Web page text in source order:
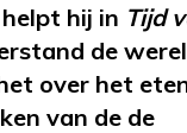
hij in Tijd
de
over het
van de de